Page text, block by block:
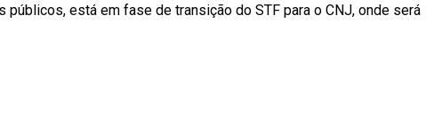
está em fase de transição do STF para o CNJ, onde será